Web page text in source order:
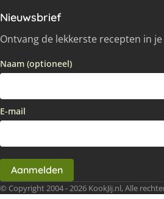
Nieuwsbrief
Ontvang de lekkerste recepten in
Naam (optioneel)
E-mail
Aanmelden
© Copyright 2004 - 2026 KookJij.nl, Alle